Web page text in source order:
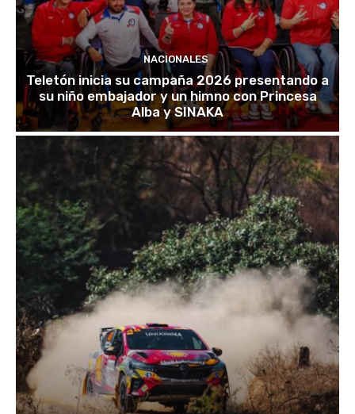
NACIONALES
Teletón inicia su campaña 2026 presentando a
su niño embajador y un himno con Princesa
Alba y SINAKA